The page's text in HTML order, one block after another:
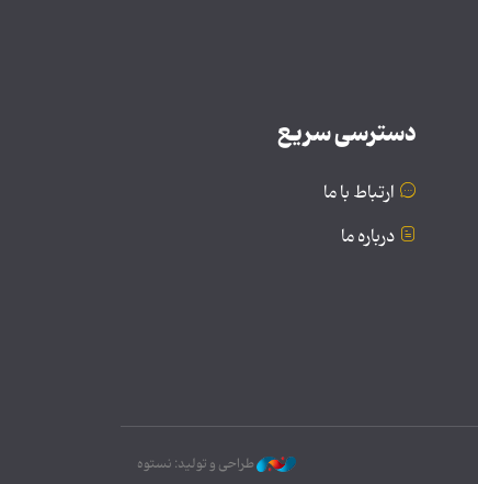
دسترسی سریع
ارتباط با ما
درباره ما
طراحی و تولید: نستوه